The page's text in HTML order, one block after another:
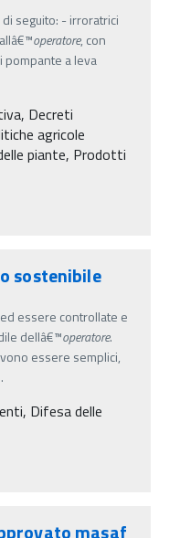
seguito: - irroratrici
operatore, con
a leva
Decreti
agricole
piante, Prodotti
sostenibile
essere controllate e
dellâ€™operatore.
essere semplici,
Difesa delle
masaf